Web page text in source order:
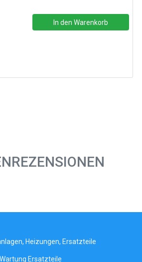
In den Warenkorb
Heizungen, Ersatzteile
Wartung Ersatzteile